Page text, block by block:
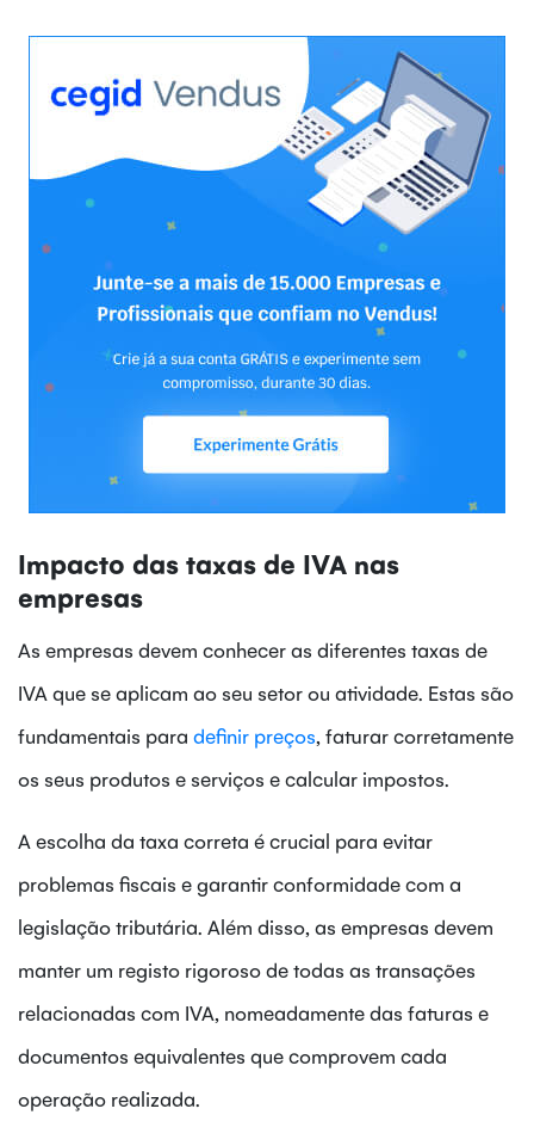
Impacto das taxas de IVA nas
empresas
As empresas devem conhecer as diferentes taxas de
IVA que se aplicam ao seu setor ou atividade. Estas são
fundamentais para definir preços, faturar corretamente
os seus produtos e serviços e calcular impostos.
A escolha da taxa correta é crucial para evitar
problemas fiscais e garantir conformidade com a
legislação tributária. Além disso, as empresas devem
manter um registo rigoroso de todas as transações
relacionadas com IVA, nomeadamente das faturas e
documentos equivalentes que comprovem cada
operação realizada.